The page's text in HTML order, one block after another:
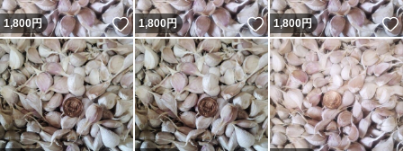
1,800円 いいね！
1,800円 いいね！
1,800円